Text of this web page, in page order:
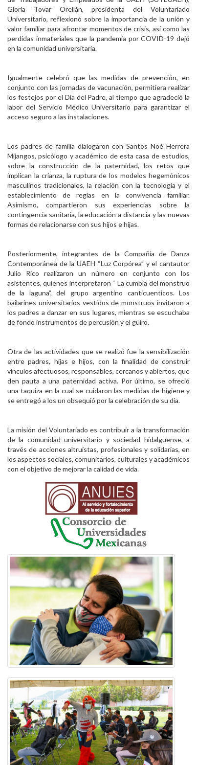
Gloria Tovar Orellán, presidenta del Voluntariado
Universitario, reflexionó sobre la importancia de la unión y
valor familiar para afrontar momentos de crisis, así como las
perdidas inmateriales que la pandemia por COVID-19 dejó
en la comunidad universitaria.
Igualmente celebró que las medidas de prevención, en
conjunto con las jornadas de vacunación, permitiera realizar
los festejos por el Día del Padre, al tiempo que agradeció la
labor del Servicio Médico Universitario para garantizar el
acceso seguro a las instalaciones.
Los padres de familia dialogaron con Santos Noé Herrera
Mijangos, psicólogo y académico de esta casa de estudios,
sobre la construcción de la paternidad, los retos que
implican la crianza, la ruptura de los modelos hegemónicos
masculinos tradicionales, la relación con la tecnología y el
establecimiento de reglas en la convivencia familiar.
Asimismo, compartieron sus experiencias sobre la
contingencia sanitaria, la educación a distancia y las nuevas
formas de relacionarse con sus hijos e hijas.
Posteriormente, integrantes de la Compañía de Danza
Contemporánea de la UAEH “Luz Corpórea” y el cantautor
Julio Rico realizaron un número en conjunto con los
asistentes, quienes interpretaron “ La cumbia del monstruo
de la laguna”, del grupo argentino canticuenticos. Los
bailarines universitarios vestidos de monstruos invitaron a
los padres a danzar en sus lugares, mientras se escuchaba
de fondo instrumentos de percusión y el güiro.
Otra de las actividades que se realizó fue la sensibilización
entre padres, hijas e hijos, con la finalidad de construir
vínculos afectuosos, responsables, cercanos y abiertos, que
den pauta a una paternidad activa. Por último, se ofreció
una taquiza en la cual se cuidaron las medidas de higiene y
se entregó a los un obsequió por la celebración de su día.
La misión del Voluntariado es contribuir a la transformación
de la comunidad universitario y sociedad hidalguense, a
través de acciones altruistas, profesionales y solidarias, en
los aspectos sociales, comunitarios, culturales y académicos
con el objetivo de mejorar la calidad de vida.